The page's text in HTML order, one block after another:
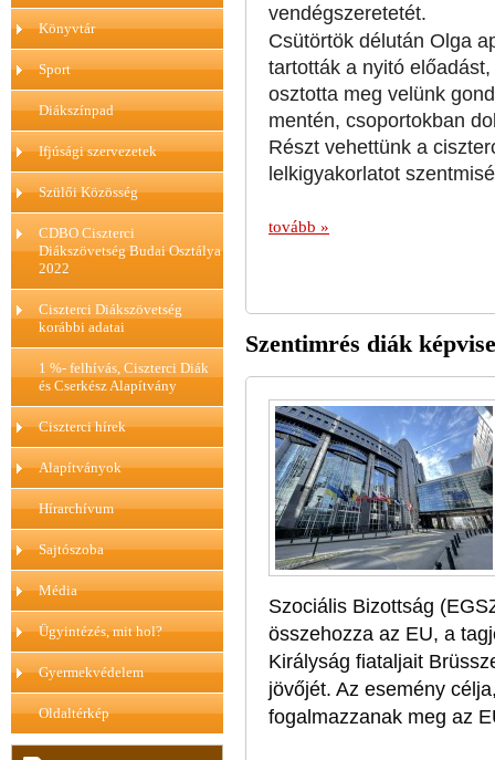
Könyvtár
Sport
Diákszínpad
Ifjúsági szervezetek
Szülői Közösség
CDBO Ciszterci
Diákszövetség Budai Osztálya
2022
Ciszterci Diákszövetség
korábbi adatai
1 %- felhívás, Ciszterci Diák
és Cserkész Alapítvány
Ciszterci hírek
Alapítványok
Hírarchívum
Sajtószoba
Média
Ügyintézés, mit hol?
Gyermekvédelem
Oldaltérkép
vendégszeretetét.
Csütörtök délután Olga
tartották a nyitó
osztotta meg velünk
mentén, csoportokban
Részt vehettünk a
lelkigyakorlatot
tovább »
Szentimrés diák
Szociális Bizottság
összehozza az EU, a
Királyság fiataljait
jövőjét. Az esemény
fogalmazzanak meg az